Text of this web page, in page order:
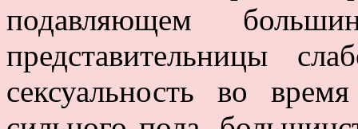
подавляющем
представительницы
сексуальность во